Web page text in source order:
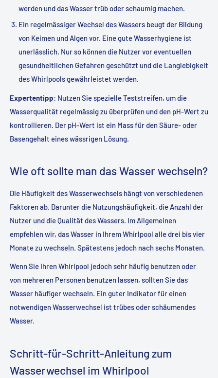
werden und das Wasser trüb oder schaumig machen.
Ein regelmässiger Wechsel des Wassers beugt der Bildung
von Keimen und Algen vor. Eine gute Wasserhygiene ist
unerlässlich. Nur so können die Nutzer vor eventuellen
gesundheitlichen Gefahren geschützt und die Langlebigkeit
des Whirlpools gewährleistet werden.
Expertentipp: Nutzen Sie spezielle Teststreifen, um die
Wasserqualität regelmässig zu überprüfen und den pH-Wert zu
kontrollieren. Der pH-Wert ist ein Mass für den Säure- oder
Basengehalt eines wässrigen Lösung.
Wie oft sollte man das Wasser wechseln?
Die Häufigkeit des Wasserwechsels hängt von verschiedenen
Faktoren ab. Darunter die Nutzungshäufigkeit, die Anzahl der
Nutzer und die Qualität des Wassers. Im Allgemeinen
empfehlen wir, das Wasser in Ihrem Whirlpool alle drei bis vier
Monate zu wechseln. Spätestens jedoch nach sechs Monaten.
Wenn Sie Ihren Whirlpool jedoch sehr häufig benutzen oder
von mehreren Personen benutzen lassen, sollten Sie das
Wasser häufiger wechseln. Ein guter Indikator für einen
notwendigen Wasserwechsel ist trübes oder schäumendes
Wasser.
Schritt-für-Schritt-Anleitung zum
Wasserwechsel im Whirlpool